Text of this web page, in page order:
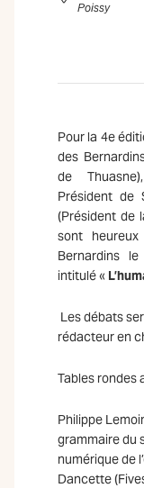
Poissy
Pour la 4e
des
de
Président de
(Président de
sont
Bernardins
intitulé «
Les débats
rédacteur en
Tables rondes
Philippe
grammaire du
numérique de
Dancette